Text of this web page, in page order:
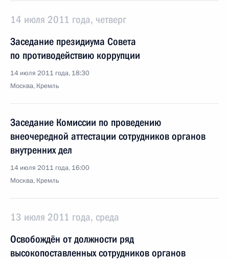
14 июля 2011 года, четверг
Заседание президиума Совета
по противодействию коррупции
14 июля 2011 года, 18:30
Москва, Кремль
Заседание Комиссии по проведению
внеочередной аттестации сотрудников органов
внутренних дел
14 июля 2011 года, 16:00
Москва, Кремль
13 июля 2011 года, среда
Освобождён от должности ряд
высокопоставленных сотрудников органов